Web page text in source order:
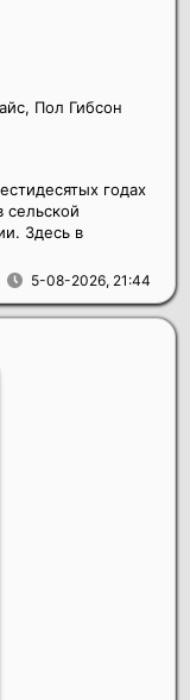
Пол Гибсон
5-08-2026, 21:44
годах
Здесь в